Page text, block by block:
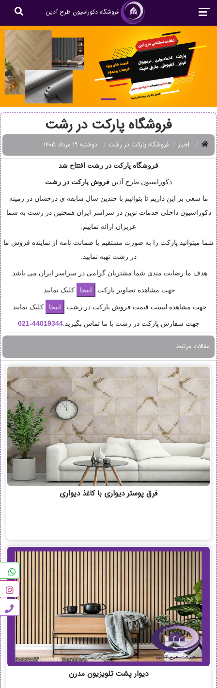
فروشگاه دکوراسیون طرح آذین
فروشگاه پارکت در رشت
اخبار فروشگاه پارکت در رشت دوشنبه ۱۹ مرداد ۱۴۰۵
فروشگاه پارکت در رشت افتتاح شد
دکوراسیون طرح آذین فروش پارکت در رشت
ما سعی بر این داریم تا بتوانیم با چندین سال سابقه ی درخشان در زمینه
دکوراسیون داخلی خدمات نوین در سراسر ایران همچنین در رشت به شما
عزیزان ارائه نماییم.
شما میتوانید پارکت را به صورت مستقیم با ضمانت نامه از نماینده فروش ما
در رشت تهیه نمایید.
هدف ما رضایت مندی شما مشتریان گرامی در سراسر ایران می باشد.
جهت مشاهده تصاویر پارکت کلیک نمایید.
جهت مشاهده لیست قیمت فروش پارکت در رشت کلیک نمایید.
جهت سفارش پارکت در رشت با ما تماس بگیرید.44019344-
021
مقالات مرتبط
فرق پوستر دیواری با کاغذ دیواری
دیوار پشت تلویزیون مدرن